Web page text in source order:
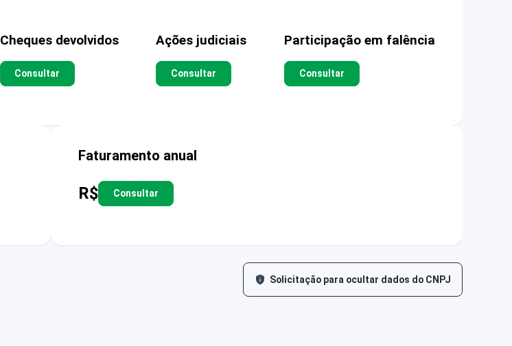
Cheques devolvidos
Consultar
Ações judiciais
Consultar
Participação em falência
Consultar
Faturamento anual
R$ Consultar
Solicitação para ocultar dados do CNPJ